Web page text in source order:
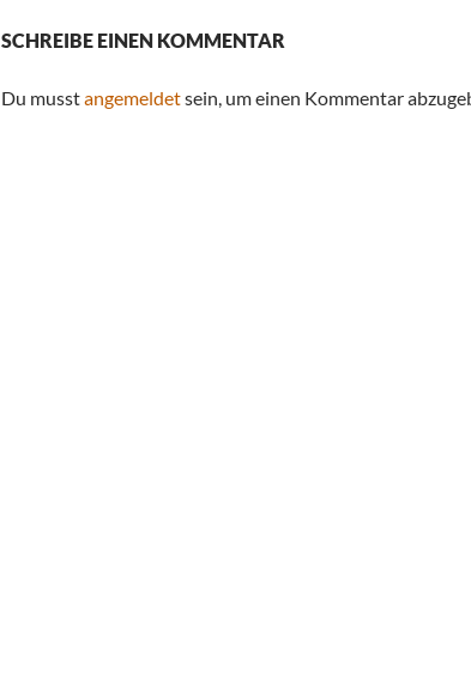
SCHREIBE EINEN KOMMENTAR
Du musstangemeldetsein, um einen Kommentar